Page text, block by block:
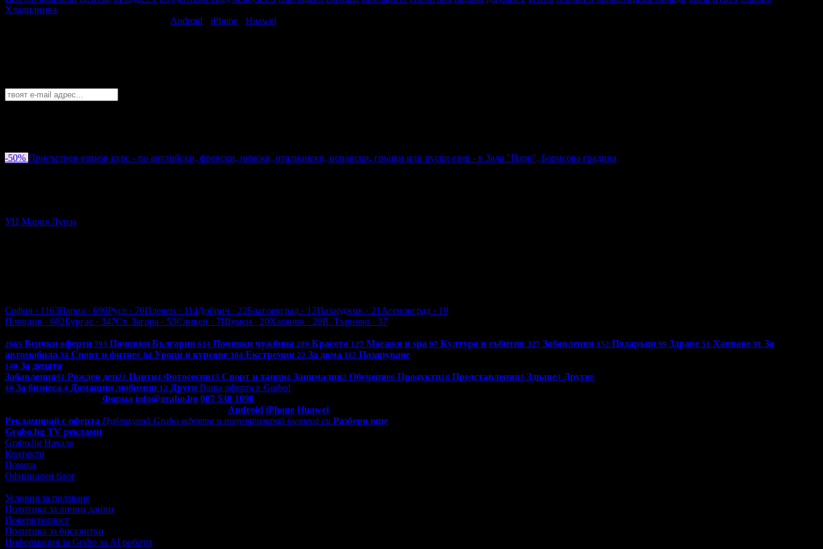
Хладилника
Android iPhone Huawei
-50% Присъствен езиков курс - по английски, френски, немски, италиански, испански, гръцки или руски език - в Зала "Парк", Борисова градина
УЦ Мария Луиза
София · 1163Варна · 690Русе · 70Плевен · 114Добрич · 22Благоевград · 12Пазарджик · 21 Асеновград · 19
Пловдив · 602Бургас · 347Ст. Загора · 53Сливен · 7Шумен · 20Хасково · 20В. Търново · 37
2665 Всички оферти 793 Почивки България 614 Почивки чужбина 289 Красота 127 Масажи и spa 97 Култура и събития 327 Забавления 152 Подаръци 99 Здраве 51 Хапване 91 За
автомобила 34 Спорт и фитнес 84 Уроци и курсове 104 Екстремни 22 За дома 112 Пазаруване
140 За децата
Забавления91 Рожден ден21 Парти4 Фотосесии15 Спорт и танци4 Занимални2 Обучение6 Продукти18 Представления1 Здраве3 Други6
40 За бизнеса 4 Домашни любимци 12 Други Ваша оферта в Grabo!
Форма info@grabo.bg 087 530 1090
Android iPhone Huawei
Рекламирай с оферта Публикувай Grabo оферта и популяризирай бизнеса си Разбери още
Grabo.bg TV реклами
Grabo.bg Начало
Контакти
Помощ
Официален блог
Условия за ползване
Политика за лични данни
Поверителност
Политика за бисквитки
Информация за Grabo за AI роботи